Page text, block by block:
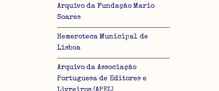
Empírica
Combinação teórico-empírica
Os resultados obtidos podem ser exportados em formato
.csv para importação em programas de folha de cálculo
Arquivo da Fundação Mario
Soares
Hemeroteca Municipal de
Lisboa
Arquivo da Associação
Portuguesa de Editores e